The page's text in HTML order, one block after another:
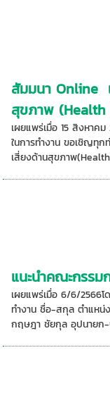
สัมมนา Online
สุขภาพ (Health
เผยแพร่เมื่อ 15 สิงหาค
ในการทำงาน ขอเชิญทุก
เสี่ยงด้านสุขภาพ
แนะนำคณะกรรม
เผยแพร่เมื่อ 6/6/2566
ทำงาน ชื่อ-สกุล ตำแหน่
กฤษฎา ชัยกุล อุปนายก-